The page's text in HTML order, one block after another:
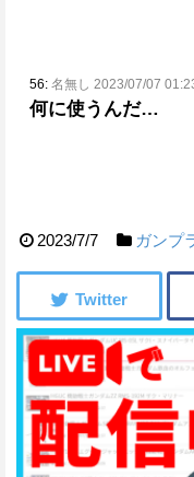
56: 名無し 2023/07/07
何に使うんだ…
2023/7/7 ガンプ